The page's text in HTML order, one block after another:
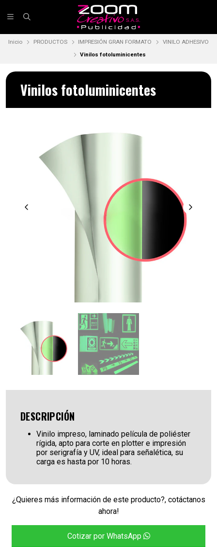
Inicio PRODUCTOS IMPRESIÓN GRAN FORMATO
VINILO ADHESIVO
Vinilos fotoluminicentes
Vinilos fotoluminicentes
DESCRIPCIÓN
Vinilo impreso, laminado película de poliéster
rígida, apto para corte en plotter e impresión
por serigrafía y UV, ideal para señalética, su
carga es hasta por 10 horas.
¿Quieres más información de este producto?, cotáctanos
ahora!
Cotizar por WhatsApp